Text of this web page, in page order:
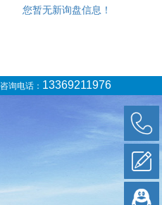
您暂无新询盘信息！
咨询电话： 13369211976